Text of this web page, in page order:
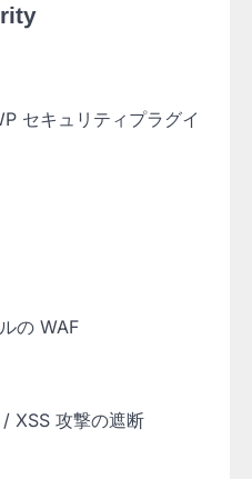
セキュリティプラグイ
の WAF
XSS 攻撃の遮断